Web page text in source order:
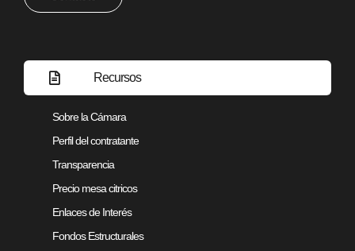
Recursos
Sobre la Cámara
Perfil del contratante
Transparencia
Precio mesa citricos
Enlaces de Interés
Fondos Estructurales